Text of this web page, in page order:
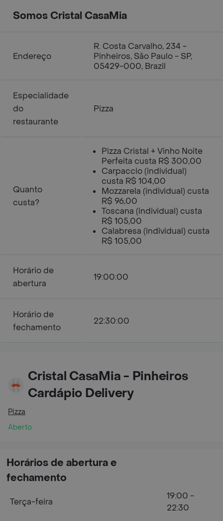
Somos Cristal CasaMia
Endereço
R. Costa Carvalho, 234 -
Pinheiros, São Paulo - SP,
05429-000, Brazil
Especialidade
do
restaurante
Pizza
Quanto
custa?
Pizza Cristal + Vinho Noite
Perfeita custa R$ 300,00
Carpaccio (individual)
custa R$ 104,00
Mozzarela (individual) custa
R$ 96,00
Toscana (individual) custa
R$ 105,00
Calabresa (individual) custa
R$ 105,00
Horário de
abertura
19:00:00
Horário de
fechamento
22:30:00
Cristal CasaMia - Pinheiros
Cardápio Delivery
Pizza
Aberto
Horários de abertura e
fechamento
Terça-feira
19:00 -
22:30